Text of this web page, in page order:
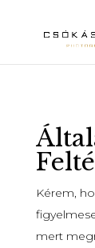
Kérem,
mert